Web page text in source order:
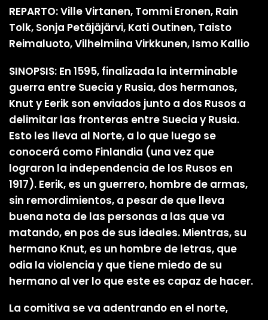
REPARTO: Ville Virtanen, Tommi Eronen, Rain
Tolk, Sonja Petäjäjärvi, Kati Outinen, Taisto
Reimaluoto, Vilhelmiina Virkkunen, Ismo Kallio
SINOPSIS: En 1595, finalizada la interminable
guerra entre Suecia y Rusia, dos hermanos,
Knut y Eerik son enviados junto a dos Rusos a
delimitar las fronteras entre Suecia y Rusia.
Esto les lleva al Norte, a lo que luego se
conocerá como Finlandia (una vez que
lograron la independencia de los Rusos en
1917). Eerik, es un guerrero, hombre de armas,
sin remordimientos, a pesar de que lleva
buena nota de las personas a las que va
matando, en pos de sus ideales. Mientras, su
hermano Knut, es un hombre de letras, que
odia la violencia y que tiene miedo de su
hermano al ver lo que este es capaz de hacer.
La comitiva se va adentrando en el norte,